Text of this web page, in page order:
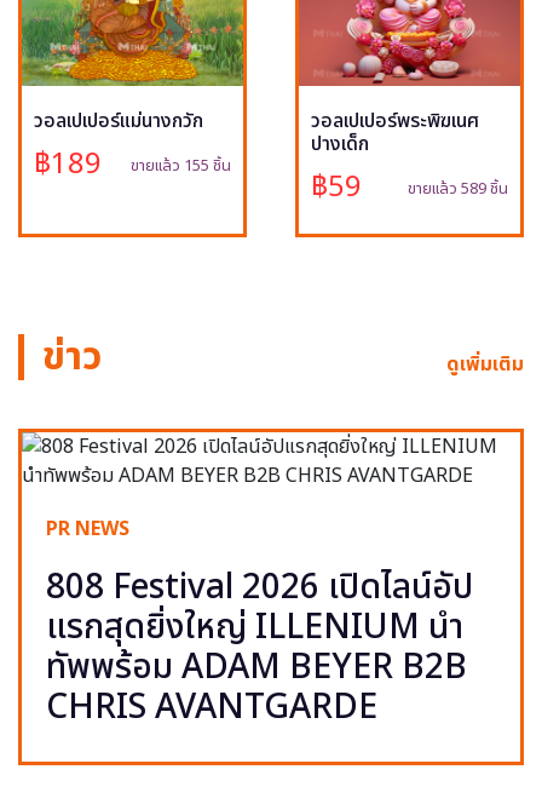
วอลเปเปอร์แม่นางกวัก
฿189 ขายแล้ว 155 ชิ้น
วอลเปเปอร์พระพิฆเนศ
ปางเด็ก
฿59 ขายแล้ว 589 ชิ้น
ข่าว ดูเพิ่มเติม
PR NEWS
808 Festival 2026 เปิดไลน์อัป
แรกสุดยิ่งใหญ่ ILLENIUM นำ
ทัพพร้อม ADAM BEYER B2B
CHRIS AVANTGARDE